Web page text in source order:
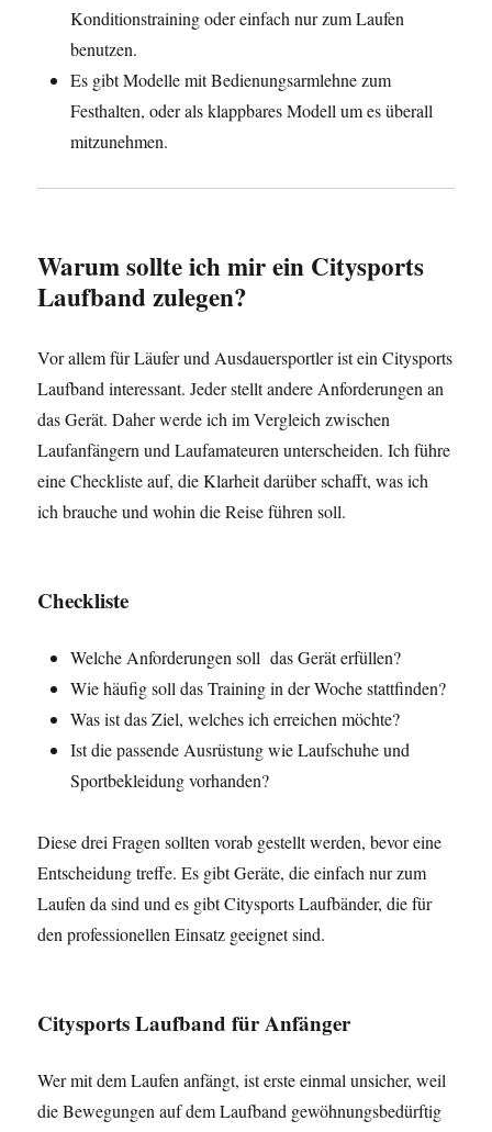
Konditionstraining oder einfach nur zum Laufen
benutzen.
Es gibt Modelle mit Bedienungsarmlehne zum
Festhalten, oder als klappbares Modell um es überall
mitzunehmen.
Warum sollte ich mir ein Citysports
Laufband zulegen?
Vor allem für Läufer und Ausdauersportler ist ein Citysports
Laufband interessant. Jeder stellt andere Anforderungen an
das Gerät. Daher werde ich im Vergleich zwischen
Laufanfängern und Laufamateuren unterscheiden. Ich führe
eine Checkliste auf, die Klarheit darüber schafft, was ich
ich brauche und wohin die Reise führen soll.
Checkliste
Welche Anforderungen soll das Gerät erfüllen?
Wie häufig soll das Training in der Woche stattfinden?
Was ist das Ziel, welches ich erreichen möchte?
Ist die passende Ausrüstung wie Laufschuhe und
Sportbekleidung vorhanden?
Diese drei Fragen sollten vorab gestellt werden, bevor eine
Entscheidung treffe. Es gibt Geräte, die einfach nur zum
Laufen da sind und es gibt Citysports Laufbänder, die für
den professionellen Einsatz geeignet sind.
Citysports Laufband für Anfänger
Wer mit dem Laufen anfängt, ist erste einmal unsicher, weil
die Bewegungen auf dem Laufband gewöhnungsbedürftig